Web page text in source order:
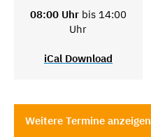
08:00 Uhr bis 14:00
Uhr
iCal Download
Weitere Termine anzeigen